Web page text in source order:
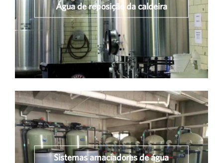
Água de reposição da caldeira
Sistemas amaciadores de água